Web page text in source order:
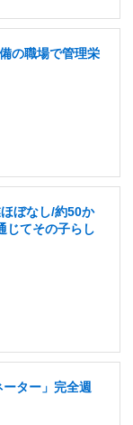
の職場で管理栄
ぼなし/約50か
じてその子らし
ター」完全週